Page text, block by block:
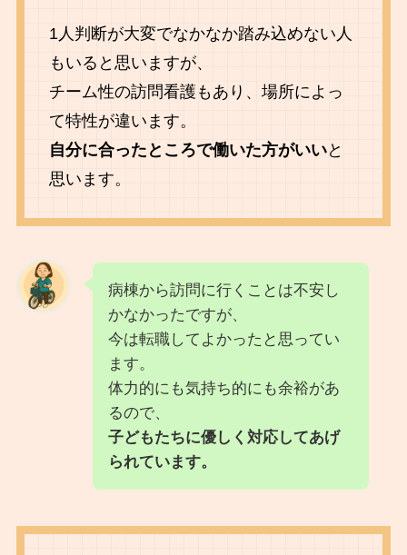
1人判断が大変でなかなか踏み込めない人
もいると思いますが、
チーム性の訪問看護もあり、場所によっ
て特性が違います。
自分に合ったところで働いた方がいいと
思います。
病棟から訪問に行くことは不安し
かなかったですが、
今は転職してよかったと思ってい
ます。
体力的にも気持ち的にも余裕があ
るので、
子どもたちに優しく対応してあげ
られています。